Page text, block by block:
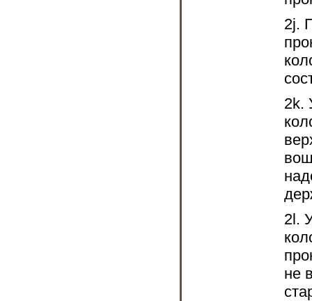
2j.
2k.
2l.
не